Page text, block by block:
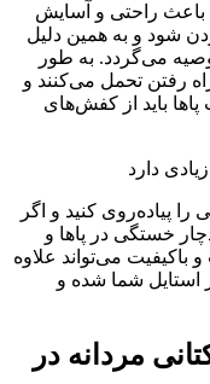
راحتی و آسایش
و به همین دلیل
می‌گردد. به طور
تحمل می‌کنند و
باید از کفش‌های
کنید و اگر
خستگی در پاها و
می‌تواند علاوه
شما شده و
مردانه در